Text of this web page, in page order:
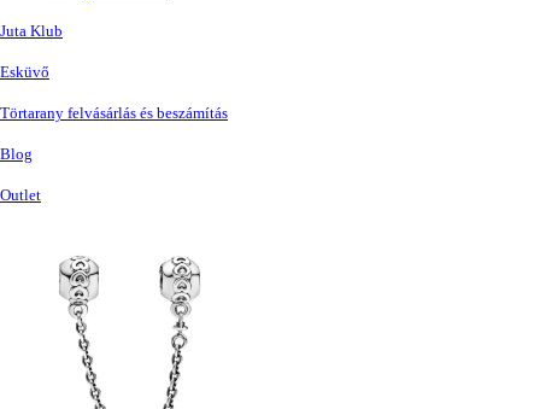
Juta Klub
Esküvő
Törtarany felvásárlás és beszámítás
Blog
Outlet